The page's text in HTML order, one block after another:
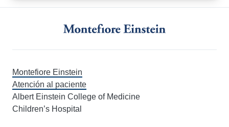
Montefiore Einstein
Atención al paciente
Albert Einstein College of Medicine
Children’s Hospital